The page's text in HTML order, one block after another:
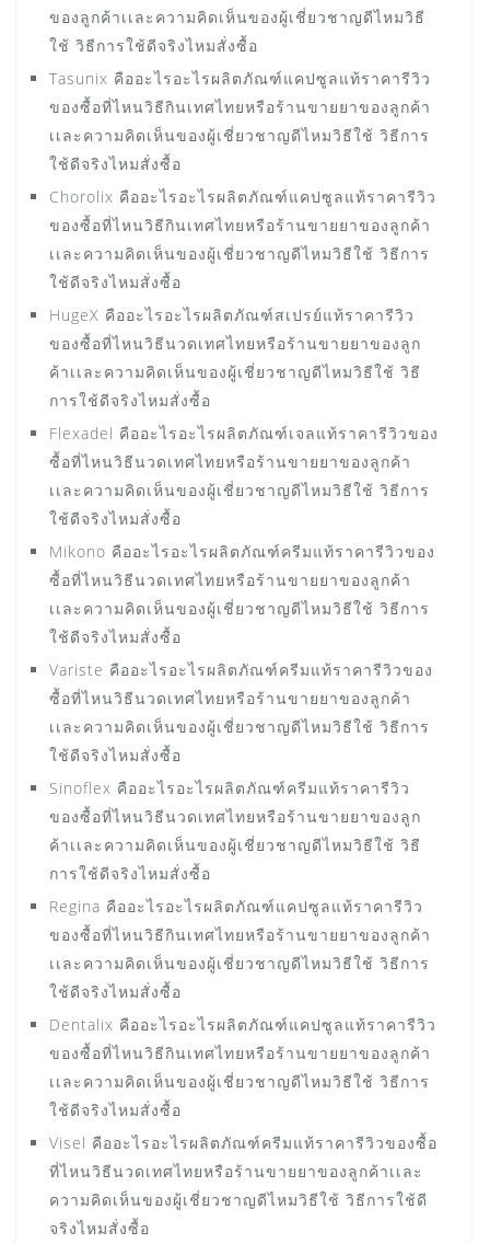
ของลูกค้าเเละความคิดเห็นของผู้เชี่ยวชาญดีไหมวิธี
ใช้ วิธีการใช้ดีจริงไหมสั่งซื้อ
Tasunix คืออะไรอะไรผลิตภัณฑ์แคปซูลแท้ราคารีวิว
ของซื้อที่ไหนวิธีกินเทศไทยหรือร้านขายยาของลูกค้า
เเละความคิดเห็นของผู้เชี่ยวชาญดีไหมวิธีใช้ วิธีการ
ใช้ดีจริงไหมสั่งซื้อ
Chorolix คืออะไรอะไรผลิตภัณฑ์แคปซูลแท้ราคารีวิว
ของซื้อที่ไหนวิธีกินเทศไทยหรือร้านขายยาของลูกค้า
เเละความคิดเห็นของผู้เชี่ยวชาญดีไหมวิธีใช้ วิธีการ
ใช้ดีจริงไหมสั่งซื้อ
HugeX คืออะไรอะไรผลิตภัณฑ์สเปรย์แท้ราคารีวิว
ของซื้อที่ไหนวิธีนวดเทศไทยหรือร้านขายยาของลูก
ค้าเเละความคิดเห็นของผู้เชี่ยวชาญดีไหมวิธีใช้ วิธี
การใช้ดีจริงไหมสั่งซื้อ
Flexadel คืออะไรอะไรผลิตภัณฑ์เจลแท้ราคารีวิวของ
ซื้อที่ไหนวิธีนวดเทศไทยหรือร้านขายยาของลูกค้า
เเละความคิดเห็นของผู้เชี่ยวชาญดีไหมวิธีใช้ วิธีการ
ใช้ดีจริงไหมสั่งซื้อ
Mikono คืออะไรอะไรผลิตภัณฑ์ครีมแท้ราคารีวิวของ
ซื้อที่ไหนวิธีนวดเทศไทยหรือร้านขายยาของลูกค้า
เเละความคิดเห็นของผู้เชี่ยวชาญดีไหมวิธีใช้ วิธีการ
ใช้ดีจริงไหมสั่งซื้อ
Variste คืออะไรอะไรผลิตภัณฑ์ครีมแท้ราคารีวิวของ
ซื้อที่ไหนวิธีนวดเทศไทยหรือร้านขายยาของลูกค้า
เเละความคิดเห็นของผู้เชี่ยวชาญดีไหมวิธีใช้ วิธีการ
ใช้ดีจริงไหมสั่งซื้อ
Sinoflex คืออะไรอะไรผลิตภัณฑ์ครีมแท้ราคารีวิว
ของซื้อที่ไหนวิธีนวดเทศไทยหรือร้านขายยาของลูก
ค้าเเละความคิดเห็นของผู้เชี่ยวชาญดีไหมวิธีใช้ วิธี
การใช้ดีจริงไหมสั่งซื้อ
Regina คืออะไรอะไรผลิตภัณฑ์แคปซูลแท้ราคารีวิว
ของซื้อที่ไหนวิธีกินเทศไทยหรือร้านขายยาของลูกค้า
เเละความคิดเห็นของผู้เชี่ยวชาญดีไหมวิธีใช้ วิธีการ
ใช้ดีจริงไหมสั่งซื้อ
Dentalix คืออะไรอะไรผลิตภัณฑ์แคปซูลแท้ราคารีวิว
ของซื้อที่ไหนวิธีกินเทศไทยหรือร้านขายยาของลูกค้า
เเละความคิดเห็นของผู้เชี่ยวชาญดีไหมวิธีใช้ วิธีการ
ใช้ดีจริงไหมสั่งซื้อ
Visel คืออะไรอะไรผลิตภัณฑ์ครีมแท้ราคารีวิวของซื้อ
ที่ไหนวิธีนวดเทศไทยหรือร้านขายยาของลูกค้าเเละ
ความคิดเห็นของผู้เชี่ยวชาญดีไหมวิธีใช้ วิธีการใช้ดี
จริงไหมสั่งซื้อ